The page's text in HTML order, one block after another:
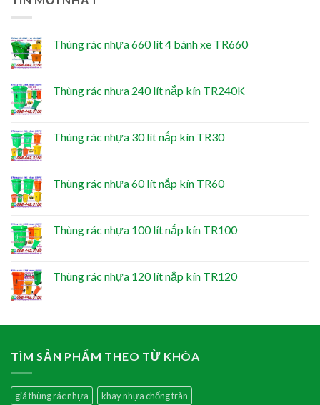
Thùng rác nhựa 660 lít 4 bánh xe TR660
Thùng rác nhựa 240 lít nắp kín TR240K
Thùng rác nhựa 30 lít nắp kín TR30
Thùng rác nhựa 60 lít nắp kín TR60
Thùng rác nhựa 100 lít nắp kín TR100
Thùng rác nhựa 120 lít nắp kín TR120
TÌM SẢN PHẨM THEO TỪ KHÓA
giá thùng rác nhựa
khay nhựa chống tràn